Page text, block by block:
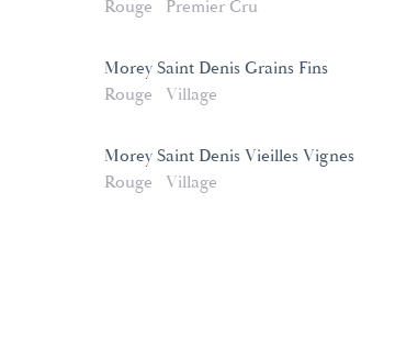
Rouge
Premier Cru
Morey Saint Denis Grains Fins
Rouge
Village
Morey Saint Denis Vieilles Vignes
Rouge
Village